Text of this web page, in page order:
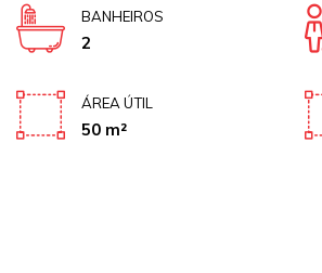
BANHEIROS
2
ÁREA ÚTIL
50 m²